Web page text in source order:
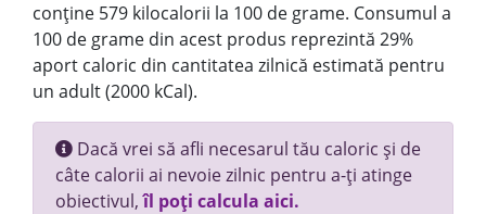
conține 579 kilocalorii la 100 de grame. Consumul a
100 de grame din acest produs reprezintă 29%
aport caloric din cantitatea zilnică estimată pentru
un adult (2000 kCal).
Dacă vrei să afli necesarul tău caloric și de
câte calorii ai nevoie zilnic pentru a-ți atinge
obiectivul,îl poți calcula aici.